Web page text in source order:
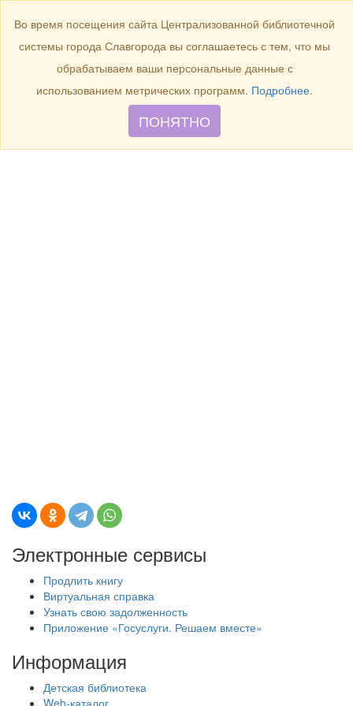
Toggle
navigation
БИБЛИОТЕКА
Семейная школа
Электронные сервисы
Продлить книгу
Виртуальная справка
Узнать свою задолженность
Приложение «Госуслуги. Решаем вместе»
Информация
Детская библиотека
Web-каталог
Во время посещения сайта Централизованной библиотечной
системы города Славгорода вы соглашаетесь с тем, что мы
обрабатываем ваши персональные данные с
использованием метрических программ. Подробнее.
ПОНЯТНО